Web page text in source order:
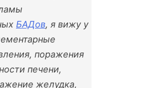
БАДов, я вижу у
поражения
печени,
желудка,